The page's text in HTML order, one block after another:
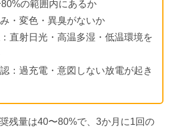
80%の範囲内にあるか
・変色・異臭がないか
直射日光・高温多湿・低温環境を
：過充電・意図しない放電が起き
残量は40〜80%で、3か月に1回の